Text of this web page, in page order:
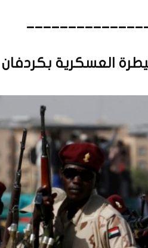
العسكرية بكردفان